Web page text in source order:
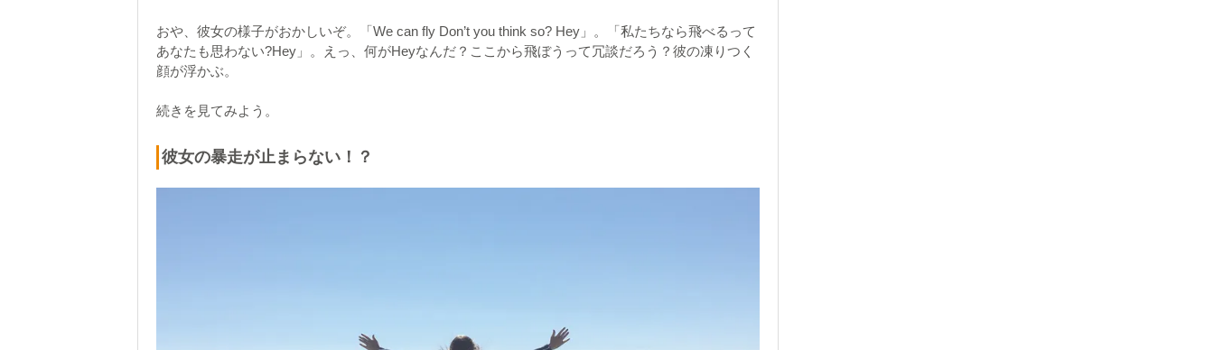
おや、彼女の様子がおかしいぞ。「We can fly Don’t you think so? Hey」。「私たちなら飛べるって
あなたも思わない?Hey」。えっ、何がHeyなんだ？ここから飛ぼうって冗談だろう？彼の凍りつく
顔が浮かぶ。
続きを見てみよう。
彼女の暴走が止まらない！？